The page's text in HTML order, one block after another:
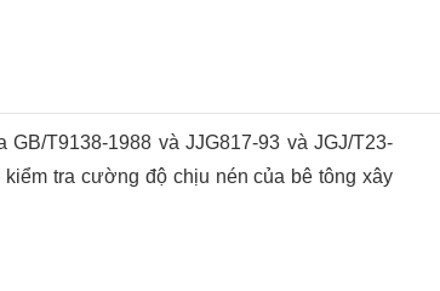
T9138-1988 và JJG817-93 và JGJ/T23-
tra cường độ chịu nén của bê tông xây